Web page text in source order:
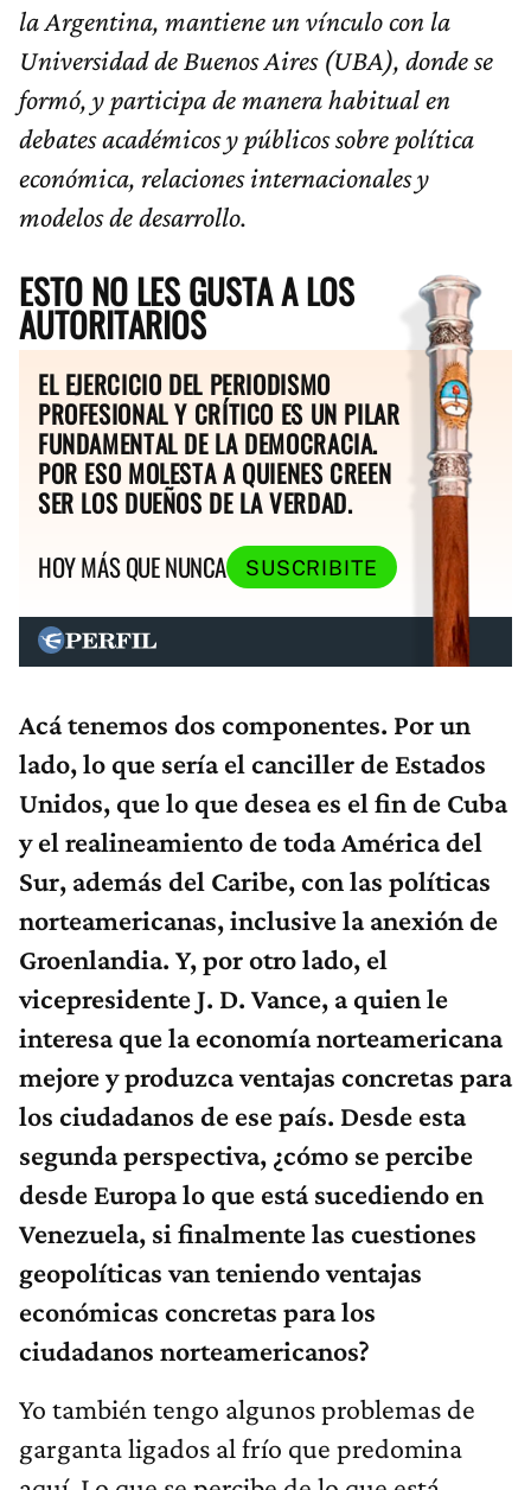
la Argentina, mantiene un vínculo con la
Universidad de Buenos Aires (UBA), donde se
formó, y participa de manera habitual en
debates académicos y públicos sobre política
económica, relaciones internacionales y
modelos de desarrollo.
ESTO NO LES GUSTA A LOS
AUTORITARIOS
EL EJERCICIO DEL PERIODISMO
PROFESIONAL Y CRÍTICO ES UN PILAR
FUNDAMENTAL DE LA DEMOCRACIA.
POR ESO MOLESTA A QUIENES CREEN
SER LOS DUEÑOS DE LA VERDAD.
HOY MÁS QUE NUNCA
SUSCRIBITE
Acá tenemos dos componentes. Por un
lado, lo que sería el canciller de Estados
Unidos, que lo que desea es el fin de Cuba
y el realineamiento de toda América del
Sur, además del Caribe, con las políticas
norteamericanas, inclusive la anexión de
Groenlandia. Y, por otro lado, el
vicepresidente J. D. Vance, a quien le
interesa que la economía norteamericana
mejore y produzca ventajas concretas para
los ciudadanos de ese país. Desde esta
segunda perspectiva, ¿cómo se percibe
desde Europa lo que está sucediendo en
Venezuela, si finalmente las cuestiones
geopolíticas van teniendo ventajas
económicas concretas para los
ciudadanos norteamericanos?
Yo también tengo algunos problemas de
garganta ligados al frío que predomina